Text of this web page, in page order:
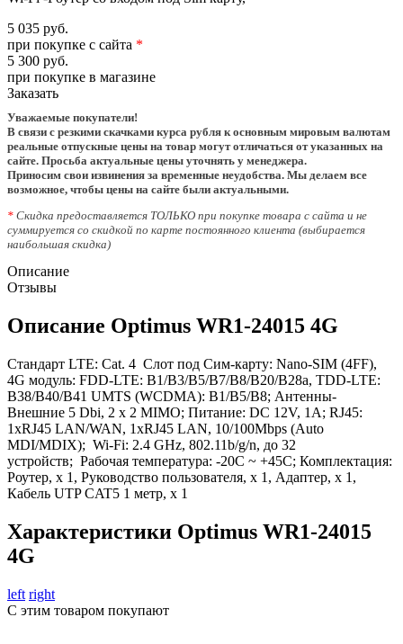
5 035 руб.
при покупке с сайта *
5 300 руб.
при покупке в магазине
Заказать
Уважаемые покупатели!
В связи с резкими скачками курса рубля к основным мировым валютам
реальные отпускные цены на товар могут отличаться от указанных на
сайте. Просьба актуальные цены уточнять у менеджера.
Приносим свои извинения за временные неудобства. Мы делаем все
возможное, чтобы цены на сайте были актуальными.
* Скидка предоставляется ТОЛЬКО при покупке товара с сайта и не
суммируется со скидкой по карте постоянного клиента (выбирается
наибольшая скидка)
Описание
Отзывы
Описание Optimus WR1-24015 4G
Стандарт LTE: Cat. 4 Слот под Сим-карту: Nano-SIM (4FF),
4G модуль: FDD-LTE: B1/B3/B5/B7/B8/B20/B28a, TDD-LTE:
B38/B40/B41 UMTS (WCDMA): B1/B5/B8; Антенны-
Внешние 5 Dbi, 2 x 2 MIMO; Питание: DC 12V, 1A; RJ45:
1xRJ45 LAN/WAN, 1xRJ45 LAN, 10/100Mbps (Auto
MDI/MDIX); Wi-Fi: 2.4 GHz, 802.11b/g/n, до 32
устройств; Рабочая температура: -20C ~ +45C; Комплектация:
Роутер, х 1, Руководство пользователя, х 1, Адаптер, х 1,
Кабель UTP CAT5 1 метр, х 1
Характеристики Optimus WR1-24015
4G
left right
С этим товаром покупают